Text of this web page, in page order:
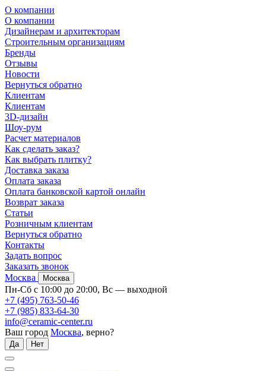
О компании
О компании
Дизайнерам и архитекторам
Строительным организациям
Бренды
Отзывы
Новости
Вернуться обратно
Клиентам
Клиентам
3D-дизайн
Шоу-рум
Расчет материалов
Как сделать заказ?
Как выбрать плитку?
Доставка заказа
Оплата заказа
Оплата банковской картой онлайн
Возврат заказа
Статьи
Розничным клиентам
Вернуться обратно
Контакты
Задать вопрос
Заказать звонок
Москва
Москва
Пн-Сб с 10:00 до 20:00, Вс — выходной
+7 (495) 763-50-46
+7 (985) 833-64-30
info@ceramic-center.ru
Ваш город Москва, верно?
Да Нет